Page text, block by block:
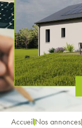
AccueilNos annonces